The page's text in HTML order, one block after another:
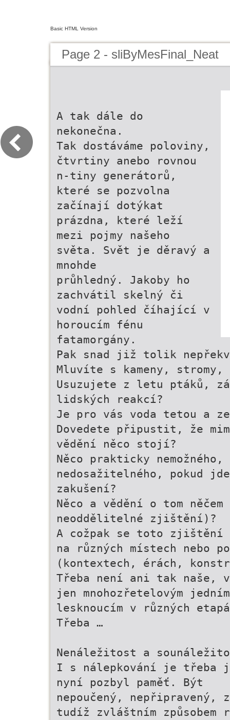
Basic HTML Version
Page 2 - sliByMesFinal_Neat
A tak dále do
nekonečna.
Tak dostáváme poloviny,
čtvrtiny anebo rovnou
n-tiny generátorů,
které se pozvolna
začínají dotýkat
prázdna, které leží
mezi pojmy našeho
světa. Svět je děravý a
mnohde
průhledný. Jakoby ho
zachvátil skelný či
vodní pohled číhající v
horoucím fénu
fatamorgány.
Pak snad již tolik
Mluvíte s kameny,
Usuzujete z letu ptáků,
lidských reakcí?
Je pro vás voda tetou a
Dovedete připustit, že
vědění něco stojí?
Něco prakticky
nedosažitelného, pokud
zakušení?
Něco a vědění o tom
neoddělitelné zjištění)?
A cožpak se toto zjištění
na různých místech nebo
(kontextech, érách,
Třeba není ani tak naše,
jen mnohozřetelovým
lesknoucím v různých
Třeba …
Nenáležitost a
I s nálepkování je třeba
nyní pozbyl paměť. Být
nepoučený, nepřipravený,
tudíž zvláštním způsobem